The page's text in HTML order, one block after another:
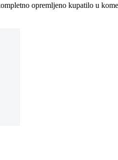
opremljeno kupatilo u